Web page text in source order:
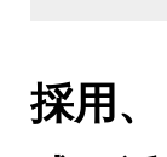
採用